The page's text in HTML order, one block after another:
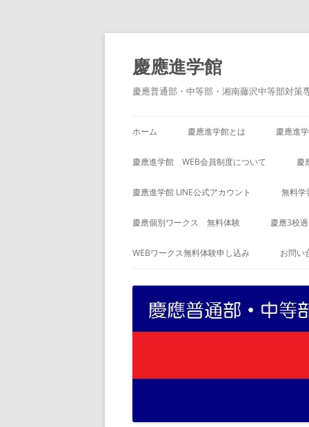
コ
テ
ン
ツ
へ
ス
慶應進学館
慶應普通部・中等部・湘南藤沢中等部対策
ホーム 慶應進学館とは 慶應進
慶應進学館 WEB会員制度について 慶
慶應進学館 LINE公式アカウント 無料学
慶應個別ワークス 無料体験 慶應3校
WEBワークス無料体験申し込み お問い